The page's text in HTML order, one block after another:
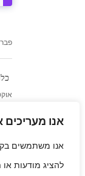
אנו
להציג מודעות
כלות